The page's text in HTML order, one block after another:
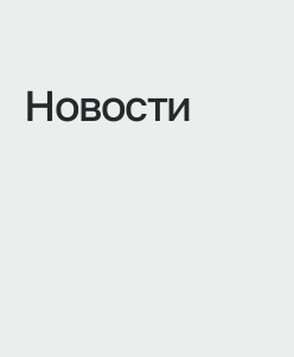
Новости